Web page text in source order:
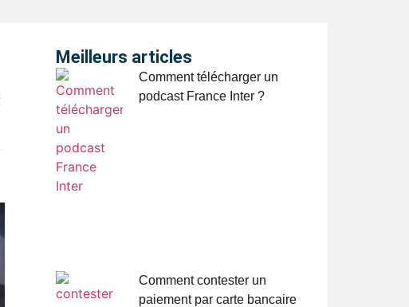
Meilleurs articles
Comment télécharger un
podcast France Inter ?
Comment contester un
paiement par carte bancaire